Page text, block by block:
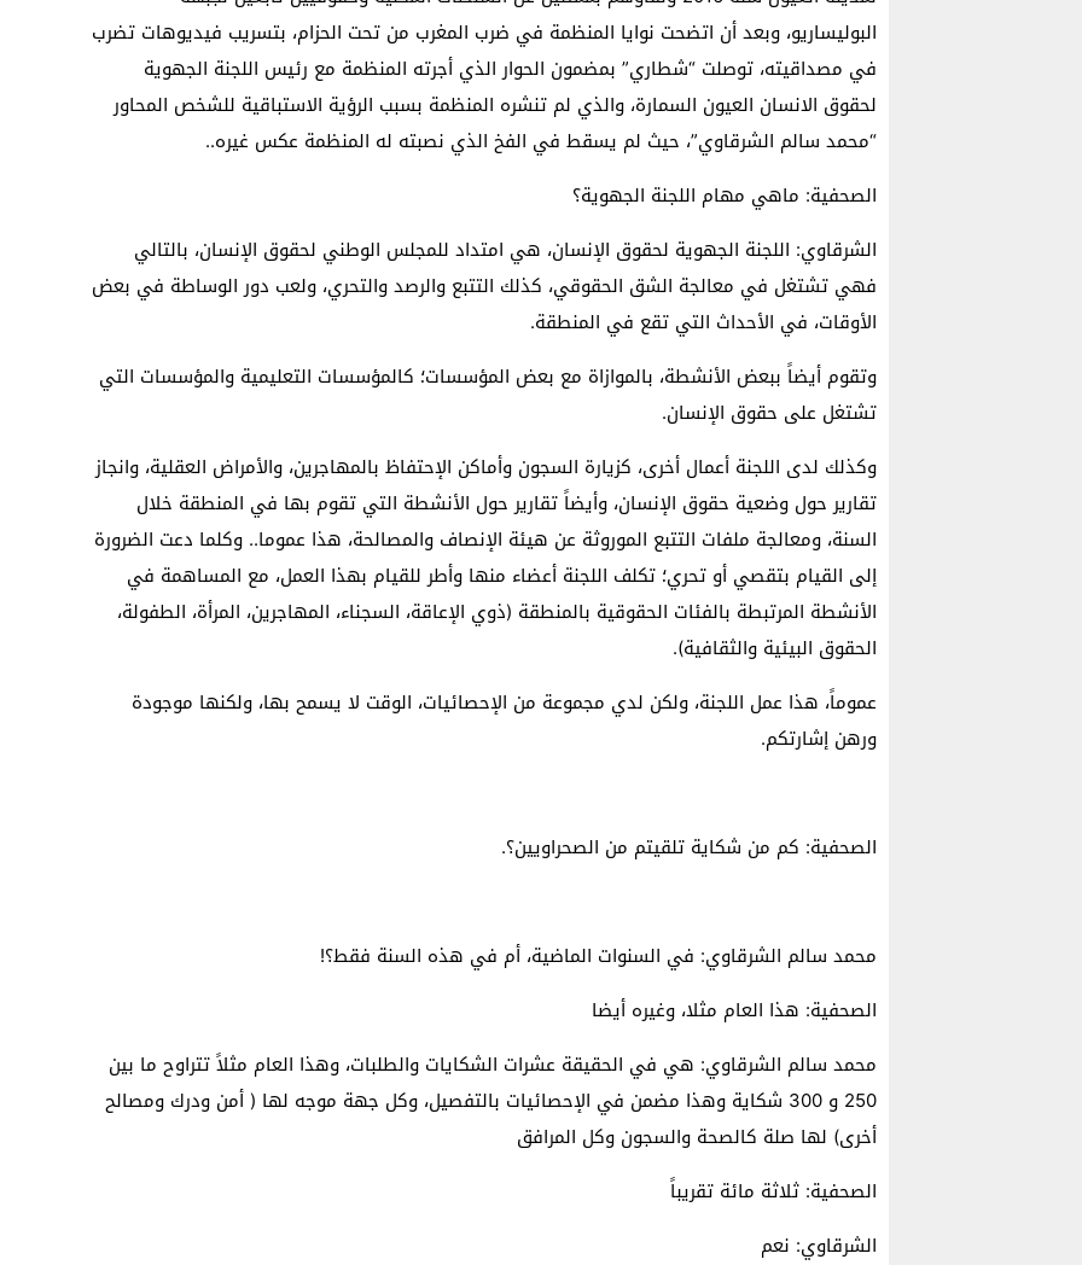
البوليساريو، وبعد أن اتضحت نوايا المنظمة في ضرب المغرب من تحت الحزام، بتسريب فيديوهات تضرب
في مصداقيته، توصلت “شطاري” بمضمون الحوار الذي أجرته المنظمة مع رئيس اللجنة الجهوية
لحقوق الانسان العيون السمارة، والذي لم تنشره المنظمة بسبب الرؤية الاستباقية للشخص المحاور
“محمد سالم الشرقاوي”، حيث لم يسقط في الفخ الذي نصبته له المنظمة عكس غيره..
الصحفية: ماهي مهام اللجنة الجهوية؟
الشرقاوي: اللجنة الجهوية لحقوق الإنسان، هي امتداد للمجلس الوطني لحقوق الإنسان، بالتالي
فهي تشتغل في معالجة الشق الحقوقي، كذلك التتبع والرصد والتحري، ولعب دور الوساطة في بعض
الأوقات، في الأحداث التي تقع في المنطقة.
وتقوم أيضاً ببعض الأنشطة، بالموازاة مع بعض المؤسسات؛ كالمؤسسات التعليمية والمؤسسات التي
تشتغل على حقوق الإنسان.
وكذلك لدى اللجنة أعمال أخرى، كزيارة السجون وأماكن الإحتفاظ بالمهاجرين، والأمراض العقلية، وانجاز
تقارير حول وضعية حقوق الإنسان، وأيضاً تقارير حول الأنشطة التي تقوم بها في المنطقة خلال
السنة، ومعالجة ملفات التتبع الموروثة عن هيئة الإنصاف والمصالحة، هذا عموما.. وكلما دعت الضرورة
إلى القيام بتقصي أو تحري؛ تكلف اللجنة أعضاء منها وأطر للقيام بهذا العمل، مع المساهمة في
الأنشطة المرتبطة بالفئات الحقوقية بالمنطقة (ذوي الإعاقة، السجناء، المهاجرين، المرأة، الطفولة،
الحقوق البيئية والثقافية).
عموماً، هذا عمل اللجنة، ولكن لدي مجموعة من الإحصائيات، الوقت لا يسمح بها، ولكنها موجودة
ورهن إشارتكم.
الصحفية: كم من شكاية تلقيتم من الصحراويين؟.
محمد سالم الشرقاوي: في السنوات الماضية، أم في هذه السنة فقط؟!
الصحفية: هذا العام مثلا، وغيره أيضا
محمد سالم الشرقاوي: هي في الحقيقة عشرات الشكايات والطلبات، وهذا العام مثلاً تتراوح ما بين
250 و 300 شكاية وهذا مضمن في الإحصائيات بالتفصيل، وكل جهة موجه لها ( أمن ودرك ومصالح
أخرى) لها صلة كالصحة والسجون وكل المرافق
الصحفية: ثلاثة مائة تقريباً
الشرقاوي: نعم